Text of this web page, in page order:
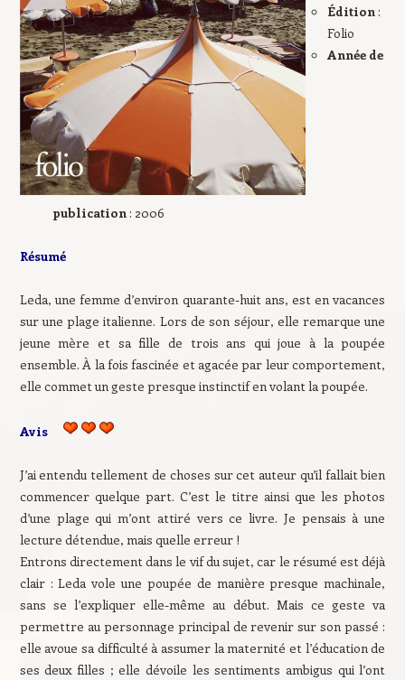
Édition:
Folio
Année de
publication: 2006
Résumé
Leda, une femme d’environ quarante-huit ans, est en vacances
sur une plage italienne. Lors de son séjour, elle remarque une
jeune mère et sa fille de trois ans qui joue à la poupée
ensemble. À la fois fascinée et agacée par leur comportement,
elle commet un geste presque instinctif en volant la poupée.
Avis
J’ai entendu tellement de choses sur cet auteur qu’il fallait bien
commencer quelque part. C’est le titre ainsi que les photos
d’une plage qui m’ont attiré vers ce livre. Je pensais à une
lecture détendue, mais quelle erreur !
Entrons directement dans le vif du sujet, car le résumé est déjà
clair : Leda vole une poupée de manière presque machinale,
sans se l’expliquer elle-même au début. Mais ce geste va
permettre au personnage principal de revenir sur son passé :
elle avoue sa difficulté à assumer la maternité et l’éducation de
ses deux filles ; elle dévoile les sentiments ambigus qui l’ont